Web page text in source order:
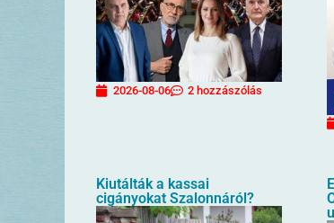
2026-08-06 2 hozzászólás
Kiutálták a kassai
cigányokat Szalonnáról?